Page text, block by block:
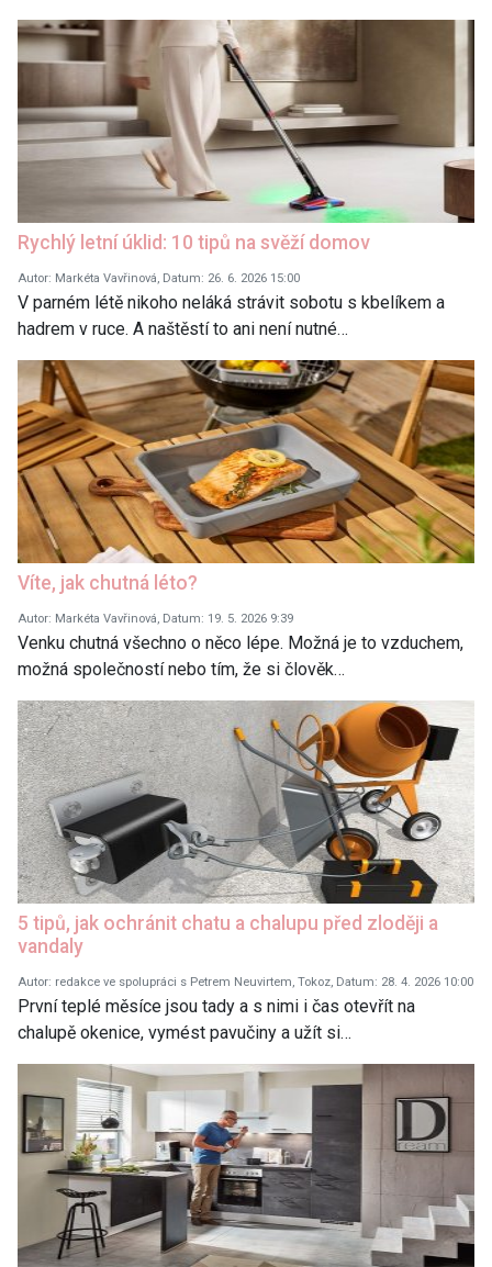
Rychlý letní úklid: 10 tipů na svěží domov
Autor: Markéta Vavřinová, Datum: 26. 6. 2026 15:00
V parném létě nikoho neláká strávit sobotu s kbelíkem a
hadrem v ruce. A naštěstí to ani není nutné…
Víte, jak chutná léto?
Autor: Markéta Vavřinová, Datum: 19. 5. 2026 9:39
Venku chutná všechno o něco lépe. Možná je to vzduchem,
možná společností nebo tím, že si člověk…
5 tipů, jak ochránit chatu a chalupu před zloději a
vandaly
Autor: redakce ve spolupráci s Petrem Neuvirtem, Tokoz, Datum: 28. 4. 2026 10:00
První teplé měsíce jsou tady a s nimi i čas otevřít na
chalupě okenice, vymést pavučiny a užít si…